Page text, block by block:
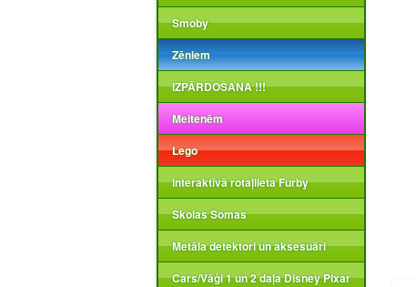
Smoby
Zēniem
IZPĀRDOŠANA !!!
Meitenēm
Lego
Interaktīvā rotaļlieta Furby
Skolas Somas
Metāla detektori un aksesuāri
Cars/Vāģi 1 un 2 daļa Disney Pixar